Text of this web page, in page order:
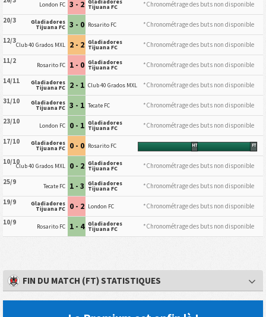
London FC 3 - 2 Gladiadores
Tijuana FC
*Chronométrage des buts non disponible
20/3
Gladiadores
Tijuana FC 3 - 0 Rosarito FC
*Chronométrage des buts non disponible
12/3Club 40 Grados MXL 2 - 2 Gladiadores
Tijuana FC
*Chronométrage des buts non disponible
11/2
Rosarito FC 1 - 0 Gladiadores
Tijuana FC
*Chronométrage des buts non disponible
14/11
Gladiadores
Tijuana FC 2 - 1 Club 40 Grados MXL
*Chronométrage des buts non disponible
31/10
Gladiadores
Tijuana FC 3 - 1 Tecate FC
*Chronométrage des buts non disponible
23/10
London FC 0 - 1 Gladiadores
Tijuana FC
*Chronométrage des buts non disponible
17/10
Gladiadores
Tijuana FC 0 - 0 Rosarito FC HT FT
10/10Club 40 Grados MXL 0 - 2 Gladiadores
Tijuana FC
*Chronométrage des buts non disponible
25/9
Tecate FC 1 - 3 Gladiadores
Tijuana FC
*Chronométrage des buts non disponible
19/9
Gladiadores
Tijuana FC 0 - 2 London FC
*Chronométrage des buts non disponible
10/9
Rosarito FC 1 - 4 Gladiadores
Tijuana FC *Chronométrage des buts non disponible
FIN DU MATCH (FT) STATISTIQUES